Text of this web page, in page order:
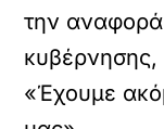
την αναφορά
«Έχουμε